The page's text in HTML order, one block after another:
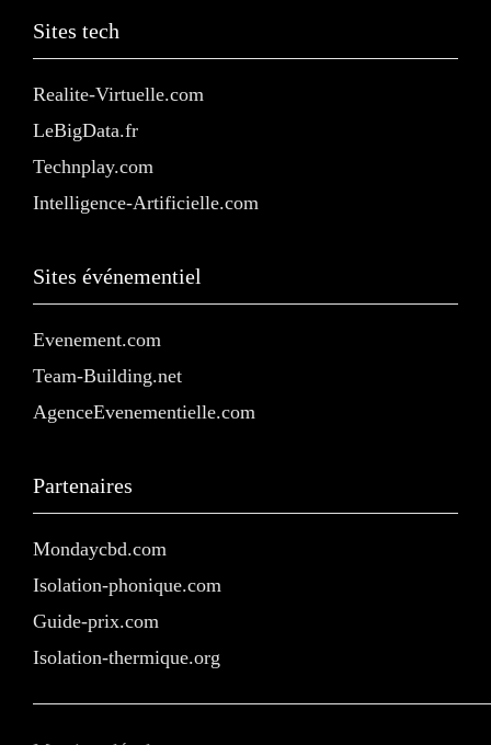
Sites tech
Realite-Virtuelle.com
LeBigData.fr
Technplay.com
Intelligence-Artificielle.com
Sites événementiel
Evenement.com
Team-Building.net
AgenceEvenementielle.com
Partenaires
Mondaycbd.com
Isolation-phonique.com
Guide-prix.com
Isolation-thermique.org